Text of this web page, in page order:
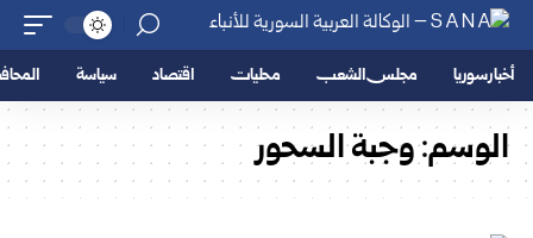
أخبار سوريا مجلس الشعب محليات اقتصاد سياسة
الوسم:وجبة السحور